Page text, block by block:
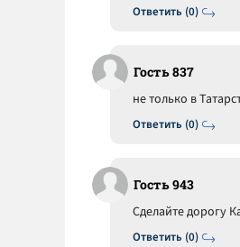
Ответить (0)
Гость 837
Ответить (0)
не только в
Гость 943
Ответить (0)
Сделайте дорогу